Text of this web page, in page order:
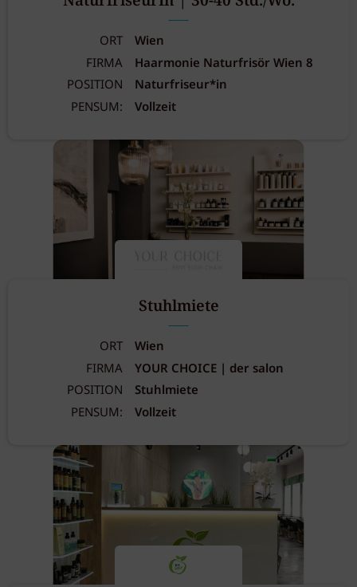
ORT
Wien
FIRMA
Haarmonie Naturfrisör Wien 8
POSITION
Naturfriseur*in
PENSUM:
Vollzeit
Stuhlmiete
ORT
Wien
FIRMA
YOUR CHOICE | der salon
POSITION
Stuhlmiete
PENSUM:
Vollzeit